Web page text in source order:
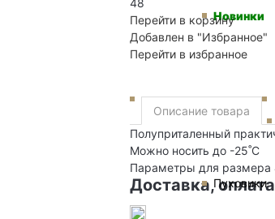
Новинки
Пуховики
48
Перейти в корзину
Добавлен в "Избранное"
Перейти в избранное
Описание товара
Полуприталенный
Можно носить до -25˚С
Параметры для размера
Доставка,